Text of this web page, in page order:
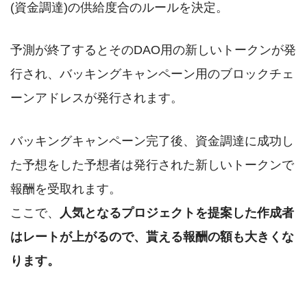
(資金調達)の供給度合のルールを決定。
予測が終了するとそのDAO用の新しいトークンが発
行され、バッキングキャンペーン用のブロックチェ
ーンアドレスが発行されます。
バッキングキャンペーン完了後、資金調達に成功し
た予想をした予想者は発行された新しいトークンで
報酬を受取れます。
ここで、
人気となるプロジェクトを提案した作成者
はレートが上がるので、貰える報酬の額も大きくな
ります。